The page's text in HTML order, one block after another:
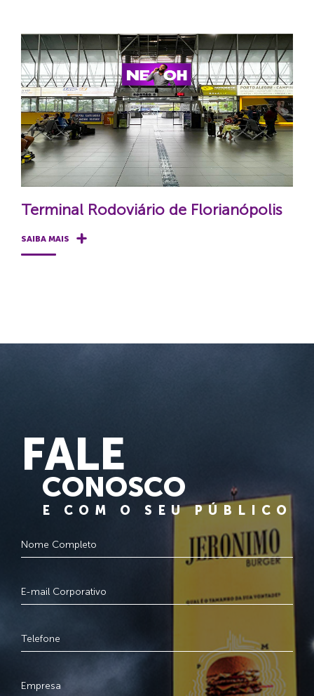
Terminal Rodoviário de Florianópolis
SAIBA MAIS
FALE
CONOSCO
E COM O SEU PÚBLICO